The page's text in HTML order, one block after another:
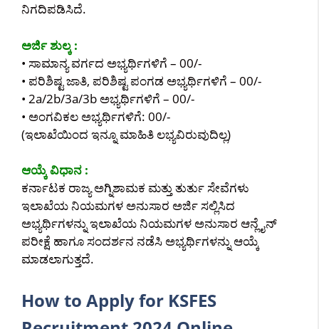
ನಿಗದಿಪಡಿಸಿದೆ.
ಅರ್ಜಿ ಶುಲ್ಕ :
• ಸಾಮಾನ್ಯ ವರ್ಗದ ಅಭ್ಯರ್ಥಿಗಳಿಗೆ – 00/-
• ಪರಿಶಿಷ್ಟ ಜಾತಿ, ಪರಿಶಿಷ್ಟ ಪಂಗಡ ಅಭ್ಯರ್ಥಿಗಳಿಗೆ – 00/-
• 2a/2b/3a/3b ಅಭ್ಯರ್ಥಿಗಳಿಗೆ – 00/-
• ಅಂಗವಿಕಲ ಅಭ್ಯರ್ಥಿಗಳಿಗೆ: 00/-
(ಇಲಾಖೆಯಿಂದ ಇನ್ನೂ ಮಾಹಿತಿ ಲಭ್ಯವಿರುವುದಿಲ್ಲ)
ಆಯ್ಕೆ ವಿಧಾನ :
ಕರ್ನಾಟಕ ರಾಜ್ಯ ಅಗ್ನಿಶಾಮಕ ಮತ್ತು ತುರ್ತು ಸೇವೆಗಳು
ಇಲಾಖೆಯ ನಿಯಮಗಳ ಅನುಸಾರ ಅರ್ಜಿ ಸಲ್ಲಿಸಿದ
ಅಭ್ಯರ್ಥಿಗಳನ್ನು ಇಲಾಖೆಯ ನಿಯಮಗಳ ಅನುಸಾರ ಆನ್ಲೈನ್
ಪರೀಕ್ಷೆ ಹಾಗೂ ಸಂದರ್ಶನ ನಡೆಸಿ ಅಭ್ಯರ್ಥಿಗಳನ್ನು ಆಯ್ಕೆ
ಮಾಡಲಾಗುತ್ತದೆ.
How to Apply for KSFES